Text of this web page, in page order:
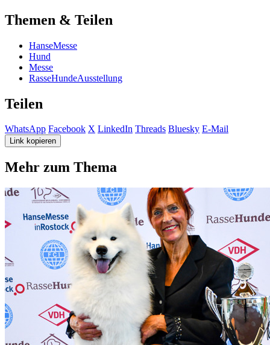
Themen & Teilen
HanseMesse
Hund
Messe
RasseHundeAusstellung
Teilen
WhatsApp Facebook X LinkedIn Threads Bluesky E-Mail
Link kopieren
Mehr zum Thema